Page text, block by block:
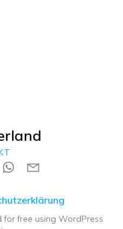
free using WordPress